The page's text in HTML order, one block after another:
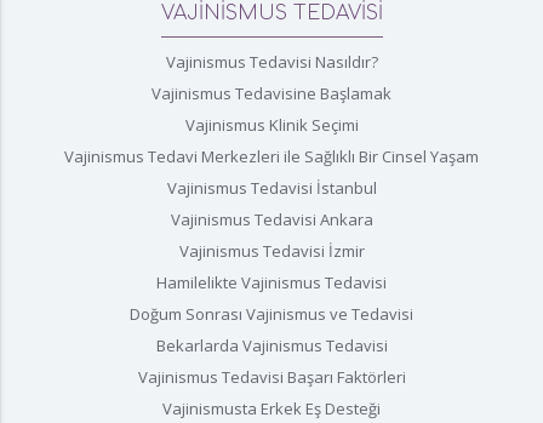
VAJİNİSMUS TEDAVİSİ
Vajinismus Tedavisi Nasıldır?
Vajinismus Tedavisine Başlamak
Vajinismus Klinik Seçimi
Vajinismus Tedavi Merkezleri ile Sağlıklı Bir Cinsel Yaşam
Vajinismus Tedavisi İstanbul
Vajinismus Tedavisi Ankara
Vajinismus Tedavisi İzmir
Hamilelikte Vajinismus Tedavisi
Doğum Sonrası Vajinismus ve Tedavisi
Bekarlarda Vajinismus Tedavisi
Vajinismus Tedavisi Başarı Faktörleri
Vajinismusta Erkek Eş Desteği